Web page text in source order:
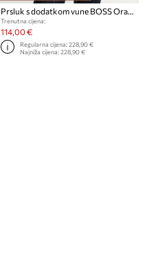
Prsluk s dodatkom vune BOSS Orange C_Jaflesti
Trenutna cijena:
114,00 €
Regularna cijena:228,90 €
Najniža cijena:228,90 €